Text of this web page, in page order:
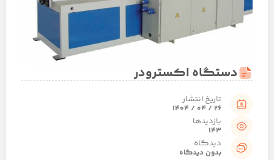
دستگاه اکسترودر
تاریخ انتشار
26 / 04 / 1404
بازدیدها
143
دیدگاه
بدون دیدگاه